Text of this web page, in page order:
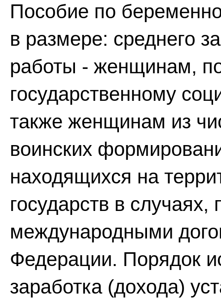
Пособие по
в размере: среднего
работы - женщинам,
государственному
также женщинам из
воинских
находящихся на
государств в
международными
Федерации. Порядок
заработка (дохода)